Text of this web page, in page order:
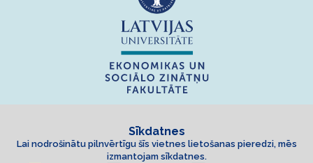
Sīkdatnes
Lai nodrošinātu pilnvērtīgu šīs vietnes lietošanas pieredzi, mēs
izmantojam sīkdatnes.